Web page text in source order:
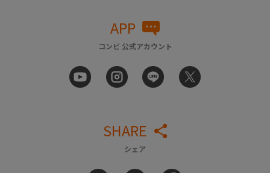
APP
コンビ 公式アカウント
SHARE
シェア